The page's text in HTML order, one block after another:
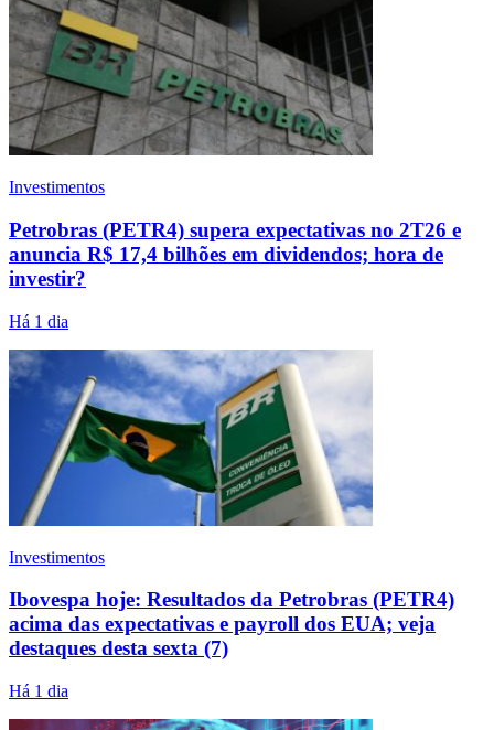
Investimentos
Petrobras (PETR4) supera expectativas no 2T26 e
anuncia R$ 17,4 bilhões em dividendos; hora de
investir?
Há 1 dia
Investimentos
Ibovespa hoje: Resultados da Petrobras (PETR4)
acima das expectativas e payroll dos EUA; veja
destaques desta sexta (7)
Há 1 dia